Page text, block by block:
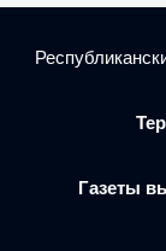
Газеты